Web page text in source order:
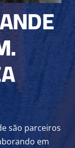
são parceiros
em